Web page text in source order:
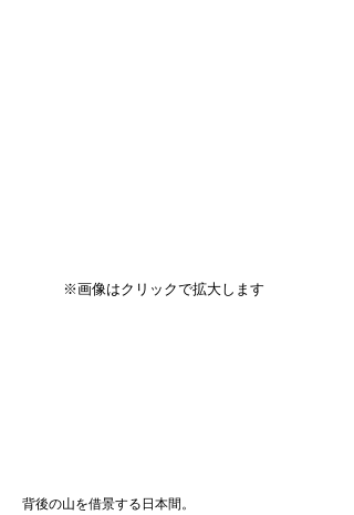
※画像はクリックで拡大します
背後の山を借景する日本間。